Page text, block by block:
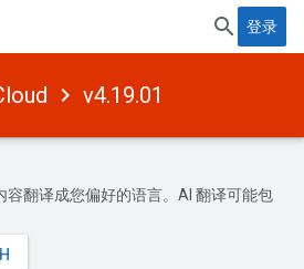
登录
v4.19.01
容翻译成您偏好的语言。AI 翻译可能包